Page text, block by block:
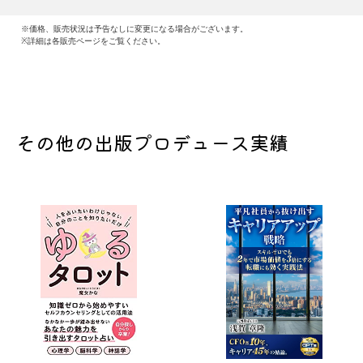
※価格、販売状況は予告なしに変更になる場合がございます。
※詳細は各販売ページをご覧ください。
その他の出版プロデュース実績